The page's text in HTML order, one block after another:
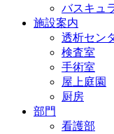
バスキュ
施設案内
透析セン
検査室
手術室
屋上庭園
厨房
部門
看護部